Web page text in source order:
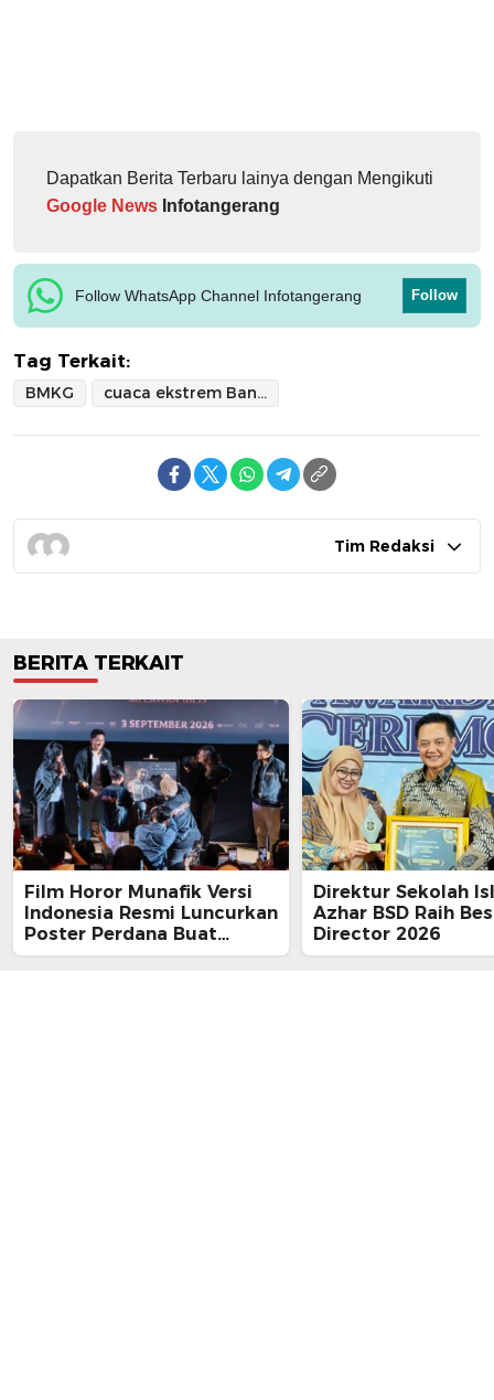
Dapatkan Berita Terbaru lainya dengan Mengikuti
Google News Infotangerang
Follow WhatsApp Channel Infotangerang Follow
Tag Terkait:
BMKG cuaca ekstrem Banten
Tim Redaksi
BERITA TERKAIT
Film Horor Munafik Versi
Indonesia Resmi Luncurkan
Poster Perdana Buat
Kesan Spiritual Religi
Direktur Sekolah
Azhar BSD Raih
Director 2026